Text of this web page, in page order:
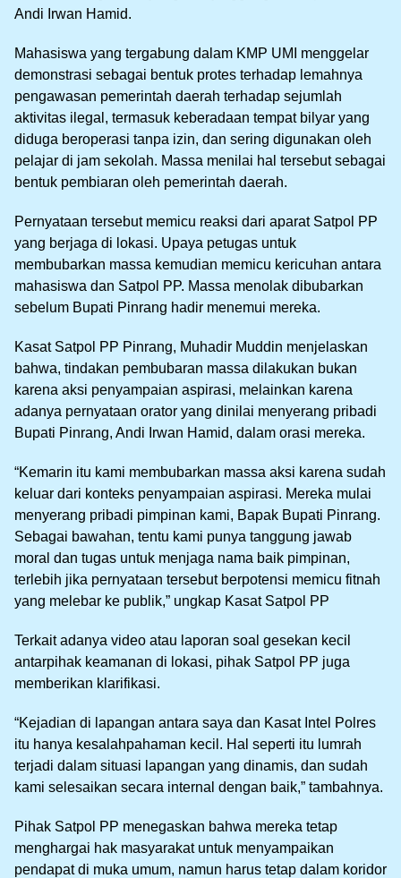
Andi Irwan Hamid.
Mahasiswa yang tergabung dalam KMP UMI menggelar
demonstrasi sebagai bentuk protes terhadap lemahnya
pengawasan pemerintah daerah terhadap sejumlah
aktivitas ilegal, termasuk keberadaan tempat bilyar yang
diduga beroperasi tanpa izin, dan sering digunakan oleh
pelajar di jam sekolah. Massa menilai hal tersebut sebagai
bentuk pembiaran oleh pemerintah daerah.
Pernyataan tersebut memicu reaksi dari aparat Satpol PP
yang berjaga di lokasi. Upaya petugas untuk
membubarkan massa kemudian memicu kericuhan antara
mahasiswa dan Satpol PP. Massa menolak dibubarkan
sebelum Bupati Pinrang hadir menemui mereka.
Kasat Satpol PP Pinrang, Muhadir Muddin menjelaskan
bahwa, tindakan pembubaran massa dilakukan bukan
karena aksi penyampaian aspirasi, melainkan karena
adanya pernyataan orator yang dinilai menyerang pribadi
Bupati Pinrang, Andi Irwan Hamid, dalam orasi mereka.
“Kemarin itu kami membubarkan massa aksi karena sudah
keluar dari konteks penyampaian aspirasi. Mereka mulai
menyerang pribadi pimpinan kami, Bapak Bupati Pinrang.
Sebagai bawahan, tentu kami punya tanggung jawab
moral dan tugas untuk menjaga nama baik pimpinan,
terlebih jika pernyataan tersebut berpotensi memicu fitnah
yang melebar ke publik,” ungkap Kasat Satpol PP
Terkait adanya video atau laporan soal gesekan kecil
antarpihak keamanan di lokasi, pihak Satpol PP juga
memberikan klarifikasi.
“Kejadian di lapangan antara saya dan Kasat Intel Polres
itu hanya kesalahpahaman kecil. Hal seperti itu lumrah
terjadi dalam situasi lapangan yang dinamis, dan sudah
kami selesaikan secara internal dengan baik,” tambahnya.
Pihak Satpol PP menegaskan bahwa mereka tetap
menghargai hak masyarakat untuk menyampaikan
pendapat di muka umum, namun harus tetap dalam koridor